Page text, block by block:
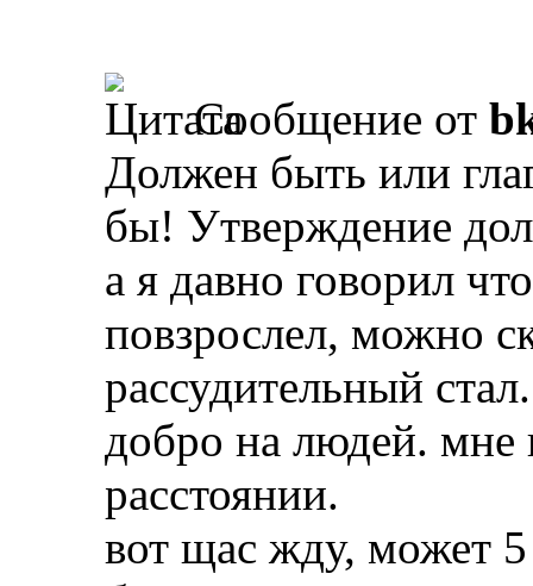
Сообщение от
Должен быть или
бы! Утверждение
а я давно говорил
повзрослел, можно
рассудительный
добро на людей. мне
расстоянии.
вот щас жду, может